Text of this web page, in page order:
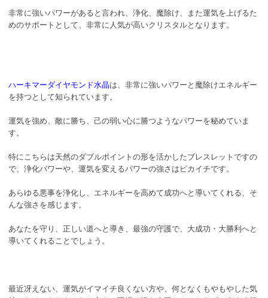
非常に強いパワーがあると言われ、浄化、魔除け、また運気を上げるた
めのサポートとして、非常に人気が高いクリスタルとなります。
ハーキマーダイヤモンド水晶は、非常に強いパワーと魔除けエネルギー
を持つとして知られています。
運気を強め、敵に勝ち、己の弱い心に勝つようなパワーを秘めていま
す。
特にこちらは天然のダブルポイントの形を活かしたブレスレットですの
で、浄化パワーや、運気を変えるパワーの強さはピカイチです。
あらゆる悪事を浄化し、エネルギーを高めて成功へと導いてくれる、そ
んな強さを感じます。
あなたを守り、正しい道へと導き、最強の守護で、大成功・大勝利へと
導いてくれることでしょう。
最近冴えない、運気がイマイチ良くない方や、何となくもやもやした気